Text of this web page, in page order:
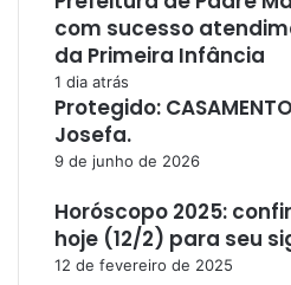
com sucesso
da Primeira Infância
1 dia atrás
Protegido:
Josefa.
9 de junho de 2026
Horóscopo 2025:
hoje (12/2) para seu
12 de fevereiro de 2025